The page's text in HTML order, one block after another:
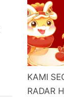
KAMI
RADAR